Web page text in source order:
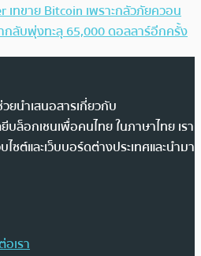
เทขาย Bitcoin เพราะกลัวภัยควอน
กลับพุ่งทะลุ 65,000 ดอลลาร์อีกครั้ง
ยนำเสนอสารเกี่ยวกับ
บล็อกเชนเพื่อคนไทย ในภาษาไทย เรา
ซต์และเว็บบอร์ดต่างประเทศและนำมา
เรา